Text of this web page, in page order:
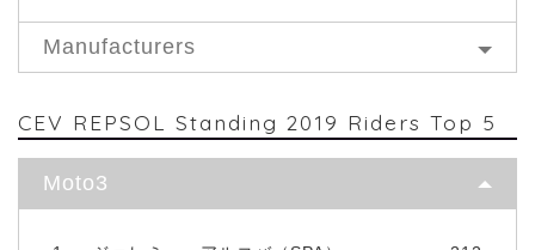
Manufacturers
CEV REPSOL Standing 2019 Riders Top 5
Moto3